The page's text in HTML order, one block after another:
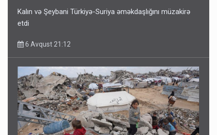
Kalın və Şeybani Türkiyə-Suriya əməkdaşlığını müzakirə
etdi
6 Avqust 21:12